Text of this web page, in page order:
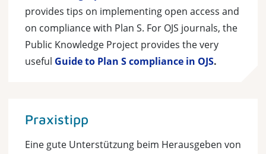
provides tips on implementing open access and
on compliance with Plan S. For OJS journals, the
Public Knowledge Project provides the very
useful Guide to Plan S compliance in OJS.
Praxistipp
Eine gute Unterstützung beim Herausgeben von